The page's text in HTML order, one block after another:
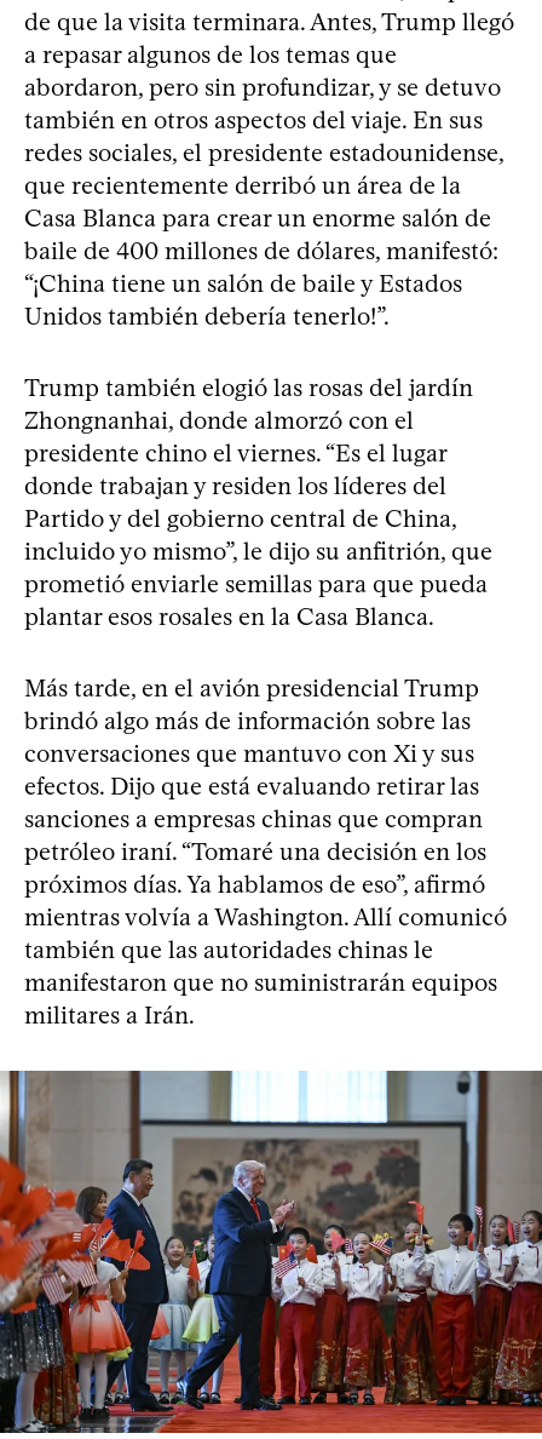
de que la visita terminara. Antes, Trump llegó
a repasar algunos de los temas que
abordaron, pero sin profundizar, y se detuvo
también en otros aspectos del viaje. En sus
redes sociales, el presidente estadounidense,
que recientemente derribó un área de la
Casa Blanca para crear un enorme salón de
baile de 400 millones de dólares, manifestó:
“¡China tiene un salón de baile y Estados
Unidos también debería tenerlo!”.
Trump también elogió las rosas del jardín
Zhongnanhai, donde almorzó con el
presidente chino el viernes. “Es el lugar
donde trabajan y residen los líderes del
Partido y del gobierno central de China,
incluido yo mismo”, le dijo su anfitrión, que
prometió enviarle semillas para que pueda
plantar esos rosales en la Casa Blanca.
Más tarde, en el avión presidencial Trump
brindó algo más de información sobre las
conversaciones que mantuvo con Xi y sus
efectos. Dijo que está evaluando retirar las
sanciones a empresas chinas que compran
petróleo iraní. “Tomaré una decisión en los
próximos días. Ya hablamos de eso”, afirmó
mientras volvía a Washington. Allí comunicó
también que las autoridades chinas le
manifestaron que no suministrarán equipos
militares a Irán.